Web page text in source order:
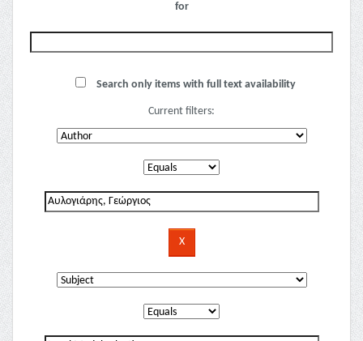
for
Search only items with full text availability
Current filters: